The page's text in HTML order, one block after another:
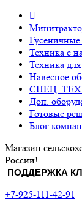
Техника с
Техника
Навесное
СПЕЦ.
Доп.
Готовые
Блог
Магазин
России!
ПОДДЕРЖКА
+7-925-111-42-91